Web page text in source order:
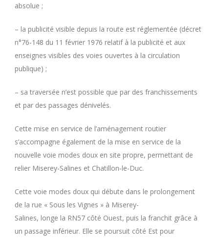
absolue ;
– la publicité visible depuis la route est réglementée (décret
n°76-148 du 11 février 1976 relatif à la publicité et aux
enseignes visibles des voies ouvertes à la circulation
publique) ;
– sa traversée n’est possible que par des franchissements
et par des passages dénivelés.
Cette mise en service de l’aménagement routier
s’accompagne également de la mise en service de la
nouvelle voie modes doux en site propre, permettant de
relier Miserey-Salines et Chatillon-le-Duc.
Cette voie modes doux qui débute dans le prolongement
de la rue « Sous les Vignes » à Miserey-
Salines, longe la RN57 côté Ouest, puis la franchit grâce à
un passage inférieur. Elle se poursuit côté Est pour